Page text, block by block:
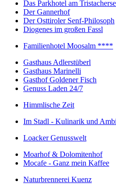
Das Parkhotel am
Der Gannerhof
Der Osttiroler Senf-Philosoph
Diogenes im großen Fassl
Familienhotel Moosalm ****
Gasthaus Adlerstüberl
Gasthaus Marinelli
Gasthof Goldener Fisch
Genuss Laden 24/7
Himmlische Zeit
Im Stadl - Kulinarik und
Loacker Genusswelt
Moarhof & Dolomitenhof
Mocafe - Ganz mein Kaffee
Naturbrennerei Kuenz